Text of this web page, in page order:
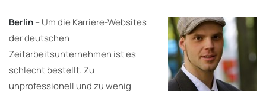
Berlin– Um die Karriere-Websites
der deutschen
Zeitarbeitsunternehmen ist es
schlecht bestellt. Zu
unprofessionell und zu wenig